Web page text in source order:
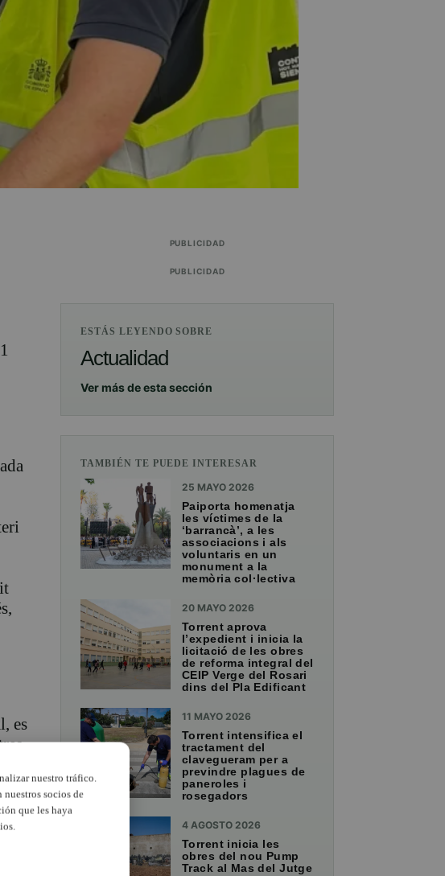
es
PUBLICIDAD
PUBLICIDAD
ESTÁS LEYENDO SOBRE
Actualidad
Ver más de esta sección
TAMBIÉN TE PUEDE INTERESAR
25 MAYO 2026
Paiporta homenatja
les víctimes de la
‘barrancà’, a les
associacions i als
voluntaris en un
monument a la
memòria col·lectiva
20 MAYO 2026
Torrent aprova
l’expedient i inicia la
licitació de les obres
de reforma integral del
CEIP Verge del Rosari
dins del Pla Edificant
11 MAYO 2026
Torrent intensifica el
tractament del
clavegueram per a
previndre plagues de
paneroles i
rosegadors
4 AGOSTO 2026
Torrent inicia les
obres del nou Pump
Track al Mas del Jutge
nuestro tráfico.
socios de
que les haya